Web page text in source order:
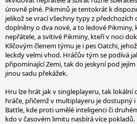
úrovně plné. Pikminů je tentokrát k
jelikož se vrací všechny typy z předchozích
doplněny o dva nové, a to ledové
nepřátele, a svítivé Pikminy, kteří v noci
Klíčovým členem týmu je i pes Oatchi,
leckdy velmi vhod. Hráčův tým se podívá
připomínající Zemi, tak do jeskyní pod
jinou sadu překážek.
Hru lze hrát jak v singleplayeru, tak
hráče, přičemž v multiplayeru je dostupný
Battle, kde proti umělé inteligenci či
kdo v časovém limitu nasbírá více pokladů.